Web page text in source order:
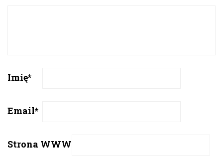
Imię*
Email*
Strona WWW